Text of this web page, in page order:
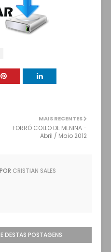
MAIS RECENTES
FORRÓ COLLO DE MENINA -
Abril / Maio 2012
CRISTIAN SALES
DESTAS POSTAGENS